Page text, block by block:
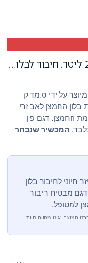
וסת פין אינדקס לבלון חמצן 22 ליטר. חיבור לבלון חמצן. דגם פין אינדקס. מיוצר על ידי ס.מדיק. ס.מדיק יבוא
22 ליטר, מיוצר על ידי ס.מדיק
החמצן לאביזרי
החמצן. דגם פין
המכשיר שנבחר
חיוני לחיבור בלון
הדגם מבטיח חיבור
למטופל.
המוצר. אינו מהווה חוות